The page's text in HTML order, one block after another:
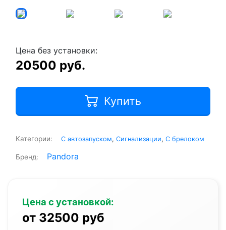
Цена без установки:
20500 руб.
Купить
Категории: С автозапуском, Сигнализации, С брелоком
Бренд: Pandora
Цена с установкой:
от 32500 руб